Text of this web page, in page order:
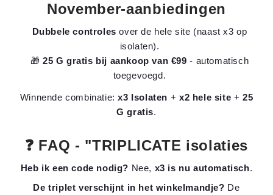
November-aanbiedingen
Dubbele controles over de hele site (naast x3 op
isolaten).
🎁25 G gratis bij aankoop van €99 - automatisch
toegevoegd.
Winnende combinatie:x3 Isolaten + x2 hele site + 25
G gratis.
❓ FAQ - "TRIPLICATE isolaties
Heb ik een code nodig? Nee, x3 is nu automatisch.
De triplet verschijnt in het winkelmandje? De